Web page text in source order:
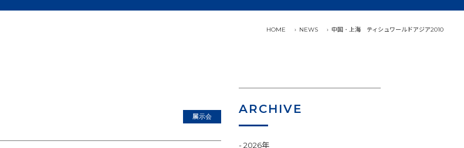
HOME NEWS 中国・上海 ティシュワールドアジア2010
展示会
ARCHIVE
2026年